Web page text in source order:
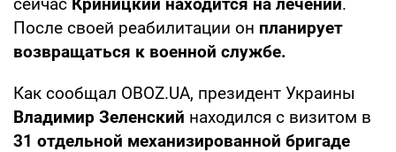
После своей реабилитации он планирует
возвращаться к военной службе.
Как сообщал OBOZ.UA, президент Украины
Владимир Зеленский находился с визитом в
31 отдельной механизированной бригаде